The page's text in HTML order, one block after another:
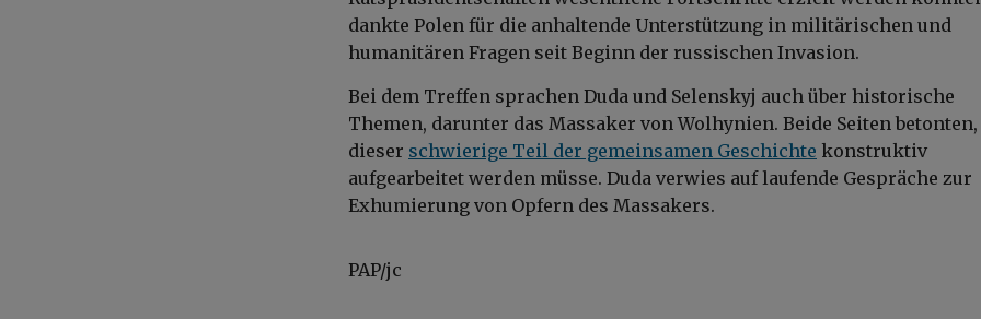
dankte Polen für die anhaltende Unterstützung in militärischen und
humanitären Fragen seit Beginn der russischen Invasion.
Bei dem Treffen sprachen Duda und Selenskyj auch über historische
Themen, darunter das Massaker von Wolhynien. Beide Seiten betonten,
dieser schwierige Teil der gemeinsamen Geschichte konstruktiv
aufgearbeitet werden müsse. Duda verwies auf laufende Gespräche zur
Exhumierung von Opfern des Massakers.
PAP/jc